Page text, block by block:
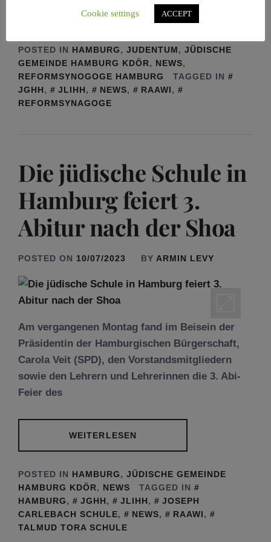
WEITERLESEN
POSTED IN HAMBURG, JUDENTUM, JÜDISCHE
GEMEINDE HAMBURG KDÖR, NEWS,
REFORMSYNOGOGE HAMBURG
TAGGED IN
JGHH, JLIHH, NEWS, RAAWI,
REFORMSYNAGOGE
Die jüdische Schule in
Hamburg feiert 3.
Abitur nach der Shoa
POSTED ON 10/07/2023 BY ARMIN LEVY
Am vergangenen Montag fand im Beisein der
Präsidentin der Hamburgischen Bürgerschaft,
Carola Veit (SPD), den Vorstandsmitgliedern
sowie den Lehrern und Lehrerinnen die 3. Abi-
Feier des
WEITERLESEN
POSTED IN HAMBURG, JÜDISCHE GEMEINDE
HAMBURG KDÖR, NEWS
TAGGED IN
HAMBURG, JGHH, JLIHH,
JOSEPH
CARLEBACH SCHULE, NEWS, RAAWI,
TALMUD TORA SCHULE
Cookie settings
ACCEPT